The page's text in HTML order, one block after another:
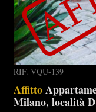
RIF. VQU-139
Affitto
Milano, località